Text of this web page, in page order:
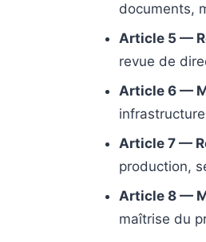
documents,
Article 5 —
revue de
Article 6 —
Article 7 —
production,
Article 8 —
maîtrise du